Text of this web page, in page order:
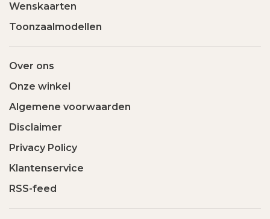
Wenskaarten
Toonzaalmodellen
Over ons
Onze winkel
Algemene voorwaarden
Disclaimer
Privacy Policy
Klantenservice
RSS-feed